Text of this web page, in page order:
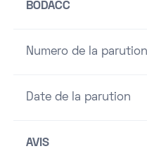
BODACC
Numero de la parution
Date de la parution
AVIS